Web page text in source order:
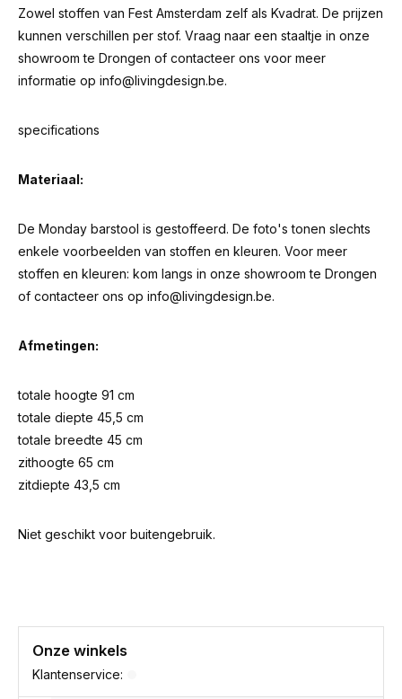
Zowel stoffen van Fest Amsterdam zelf als Kvadrat. De prijzen
kunnen verschillen per stof. Vraag naar een staaltje in onze
showroom te Drongen of contacteer ons voor meer
informatie op info@livingdesign.be.
specifications
Materiaal:
De Monday barstool is gestoffeerd. De foto's tonen slechts
enkele voorbeelden van stoffen en kleuren. Voor meer
stoffen en kleuren: kom langs in onze showroom te Drongen
of contacteer ons op info@livingdesign.be.
Afmetingen:
totale hoogte 91 cm
totale diepte 45,5 cm
totale breedte 45 cm
zithoogte 65 cm
zitdiepte 43,5 cm
Niet geschikt voor buitengebruik.
Onze winkels
Klantenservice: